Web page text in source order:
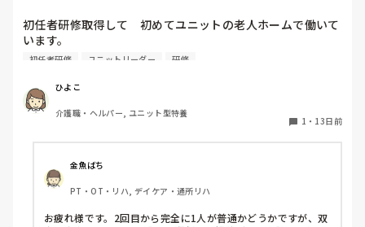
初任者研修取得して　初めてユニットの老人ホームで働いて
います。
OJT？はどのくらいが普通でしょうか？
ょうか？
自立不安定の方で　浴槽から出る時に　立ち上がれず　湯船
に入り　全身濡れながら必死に手すりに捕まってもらう誘導
💦当たり前ですが　そのことをリーダーに報告しましたが
1人で　人が居ないとのこと💦
もっと　大柄な利用者さんもいるので　不安です💦　七月か
ら勤務しています。
初任者研修 ユニットリーダー 研修
ひよこ
介護職・ヘルパー, ユニット型特養
1 ・ 13日前
金魚ばち
PT・OT・リハ, デイケア・通所リハ
お疲れ様です。2回目から完全に1人が普通かどうかですが、双